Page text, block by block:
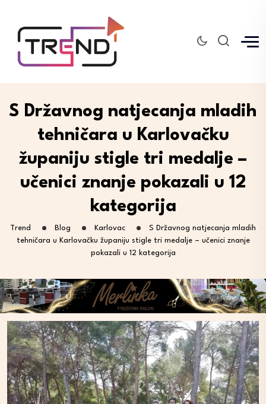
S Državnog natjecanja mladih
tehničara u Karlovačku
županiju stigle tri medalje –
učenici znanje pokazali u 12
kategorija
Trend Blog Karlovac
S Državnog natjecanja mladih
tehničara u Karlovačku županiju stigle tri medalje – učenici znanje
pokazali u 12 kategorija